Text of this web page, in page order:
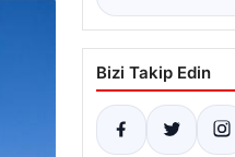
Bizi Takip Edin